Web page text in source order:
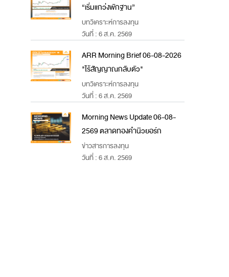
“เริ่มแกว่งพักฐาน”
บทวิเคราะห์การลงทุน
วันที่ : 6 ส.ค. 2569
ARR Morning Brief 06-08-2026
"ไร้สัญญาณกลับตัว"
บทวิเคราะห์การลงทุน
วันที่ : 6 ส.ค. 2569
Morning News Update 06-08-
2569 ตลาดทองคำนิวยอร์ก
ข่าวสารการลงทุน
วันที่ : 6 ส.ค. 2569